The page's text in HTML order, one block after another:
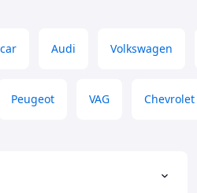
Audi Volkswagen
Peugeot VAG Chevrolet